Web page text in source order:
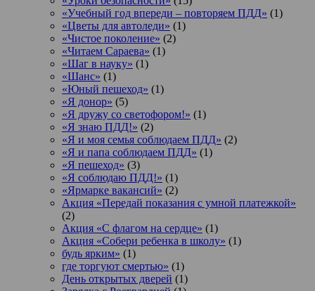
«Учебный год впереди – повторяем ПДД» (1)
«Цветы для автоледи» (1)
«Чистое поколение» (2)
«Читаем Сараева» (1)
«Шаг в науку» (1)
«Шанс» (1)
«Юный пешеход» (1)
«Я донор» (5)
«Я дружу со светофором!» (1)
«Я знаю ПДД!» (2)
«Я и моя семья соблюдаем ПДД» (2)
«Я и папа соблюдаем ПДД» (1)
«Я пешеход» (3)
«Я соблюдаю ПДД!» (1)
«Ярмарке вакансий» (2)
Акция «Передай показания с умной платежкой»
(2)
Акция «С флагом на сердце» (1)
Акция «Собери ребенка в школу» (1)
будь ярким» (1)
где торгуют смертью» (1)
День открытых дверей (1)